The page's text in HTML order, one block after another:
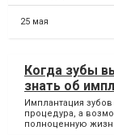
25 мая
Когда зубы
знать об
Имплантация
процедура, а
полноценную